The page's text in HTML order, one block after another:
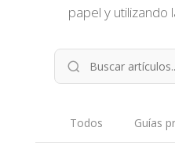
papel y utilizando
Todos Guías